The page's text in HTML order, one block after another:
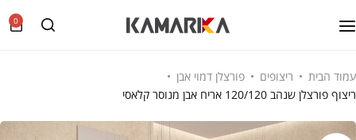
0
עמוד הבית ריצופים
פורצלן דמוי אבן
ריצוף פורצלן שנהב 120/120 אריח אבן מנוסר קלאסי